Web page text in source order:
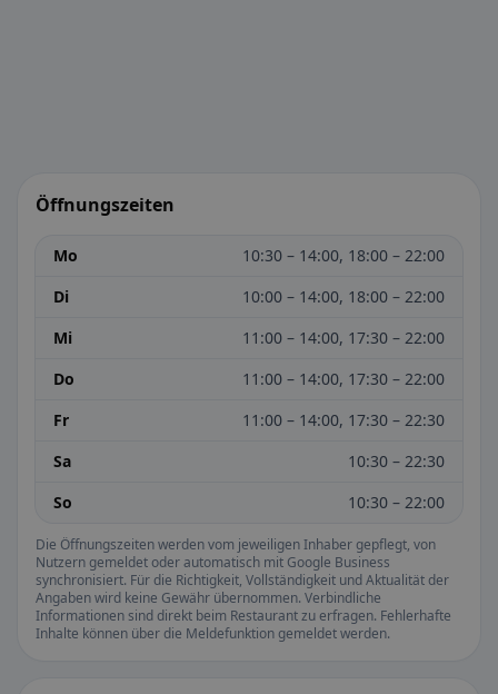
Öffnungszeiten
Mo
10:30 – 14:00, 18:00 – 22:00
Di
10:00 – 14:00, 18:00 – 22:00
Mi
11:00 – 14:00, 17:30 – 22:00
Do
11:00 – 14:00, 17:30 – 22:00
Fr
11:00 – 14:00, 17:30 – 22:30
Sa
10:30 – 22:30
So
10:30 – 22:00
Die Öffnungszeiten werden vom jeweiligen Inhaber gepflegt, von
Nutzern gemeldet oder automatisch mit Google Business
synchronisiert. Für die Richtigkeit, Vollständigkeit und Aktualität der
Angaben wird keine Gewähr übernommen. Verbindliche
Informationen sind direkt beim Restaurant zu erfragen. Fehlerhafte
Inhalte können über die Meldefunktion gemeldet werden.